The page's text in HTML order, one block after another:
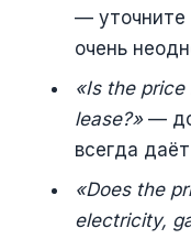
— уточните
очень
«Is the
lease?»—
всегда
«Does the
electricity,